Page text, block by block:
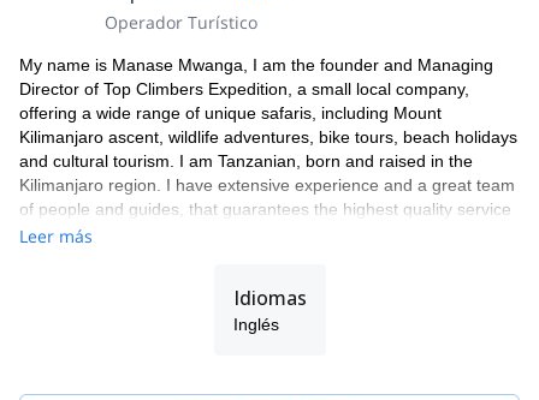
Operador Turístico
My name is Manase Mwanga, I am the founder and Managing
Director of Top Climbers Expedition, a small local company,
offering a wide range of unique safaris, including Mount
Kilimanjaro ascent, wildlife adventures, bike tours, beach holidays
and cultural tourism. I am Tanzanian, born and raised in the
Kilimanjaro region. I have extensive experience and a great team
of people and guides, that guarantees the highest quality service
to our clients.
professional approach to exceed tourist expectations. All our
tours benefit native people i.e. hard-working local porters and
guides by creating job opportunities in order to eradicate poverty.
Leer más
Idiomas
Inglés